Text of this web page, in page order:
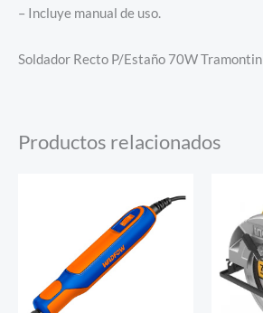
– Incluye manual de uso.
Soldador Recto P/Estaño 70W Tramontin
Productos relacionados